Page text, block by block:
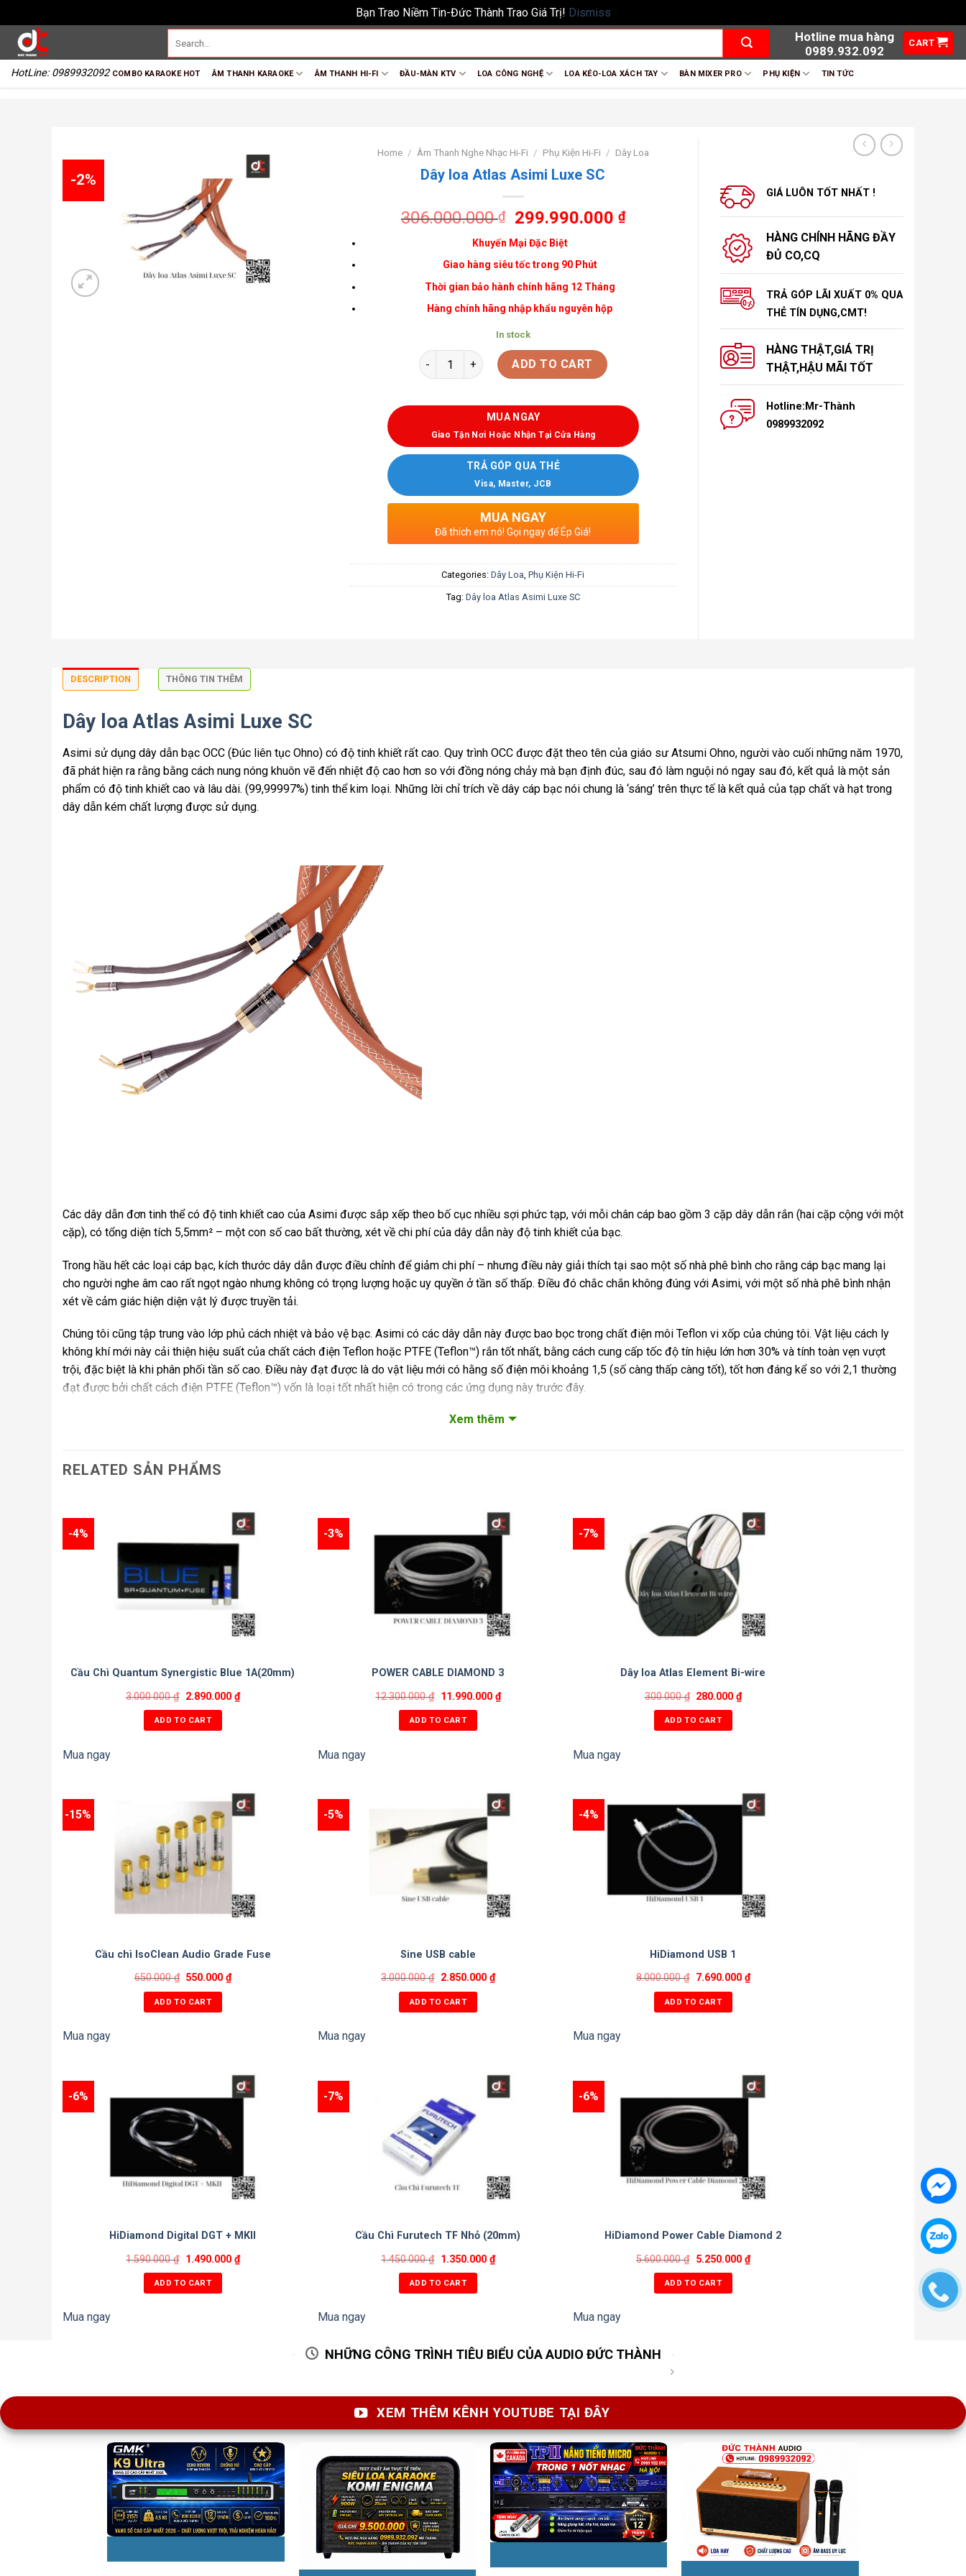
Bạn Trao Niềm Tin-Đức Thành Trao Giá Trị! Dismiss
HotLine: 0989932092
Hotline mua hàng
0989.932.092
CART
COMBO KARAOKE HOT ÂM THANH KARAOKE ÂM THANH HI-FI ĐẦU-MÀN KTV LOA CÔNG NGHỆ LOA KÉO-LOA XÁCH TAY BÀN MIXER PRO PHỤ KIỆN TIN TỨC
-2%
Home / Âm Thanh Nghe Nhạc Hi-Fi / Phụ Kiện Hi-Fi / Dây Loa
Dây loa Atlas Asimi Luxe SC
306.000.000₫ 299.990.000₫
Khuyến Mại Đặc Biệt
Giao hàng siêu tốc trong 90 Phút
Thời gian bảo hành chính hãng 12 Tháng
Hàng chính hãng nhập khẩu nguyên hộp
In stock
ADD TO CART
MUA NGAY
Giao Tận Nơi Hoặc Nhận Tại Cửa Hàng
TRẢ GÓP QUA THẺ
Visa, Master, JCB
MUA NGAY
Đã thích em nó! Gọi ngay để Ép Giá!
Categories:Dây Loa ,Phụ Kiện Hi-Fi
Tag: Dây loa Atlas Asimi Luxe SC
GIÁ LUÔN TỐT NHẤT !
HÀNG CHÍNH HÃNG ĐẦY
ĐỦ CO,CQ
TRẢ GÓP LÃI XUẤT 0% QUA
THẺ TÍN DỤNG,CMT!
HÀNG THẬT,GIÁ TRỊ
THẬT,HẬU MÃI TỐT
Hotline:Mr-Thành
0989932092
DESCRIPTION THÔNG TIN THÊM
Dây loa Atlas Asimi Luxe SC
Asimi sử dụng dây dẫn bạc OCC (Đúc liên tục Ohno) có độ tinh khiết rất cao. Quy trình OCC được đặt theo tên của giáo sư Atsumi Ohno, người vào cuối những năm 1970,
đã phát hiện ra rằng bằng cách nung nóng khuôn vẽ đến nhiệt độ cao hơn so với đồng nóng chảy mà bạn định đúc, sau đó làm nguội nó ngay sau đó, kết quả là một sản
phẩm có độ tinh khiết cao và lâu dài. (99,99997%) tinh thể kim loại. Những lời chỉ trích về dây cáp bạc nói chung là ‘sáng’ trên thực tế là kết quả của tạp chất và hạt trong
dây dẫn kém chất lượng được sử dụng.
Các dây dẫn đơn tinh thể có độ tinh khiết cao của Asimi được sắp xếp theo bố cục nhiều sợi phức tạp, với mỗi chân cáp bao gồm 3 cặp dây dẫn rắn (hai cặp cộng với một
cặp), có tổng diện tích 5,5mm² – một con số cao bất thường, xét về chi phí của dây dẫn này độ tinh khiết của bạc.
Trong hầu hết các loại cáp bạc, kích thước dây dẫn được điều chỉnh để giảm chi phí – nhưng điều này giải thích tại sao một số nhà phê bình cho rằng cáp bạc mang lại
cho người nghe âm cao rất ngọt ngào nhưng không có trọng lượng hoặc uy quyền ở tần số thấp. Điều đó chắc chắn không đúng với Asimi, với một số nhà phê bình nhận
xét về cảm giác hiện diện vật lý được truyền tải.
Chúng tôi cũng tập trung vào lớp phủ cách nhiệt và bảo vệ bạc. Asimi có các dây dẫn này được bao bọc trong chất điện môi Teflon vi xốp của chúng tôi. Vật liệu cách ly
không khí mới này cải thiện hiệu suất của chất cách điện Teflon hoặc PTFE (Teflon™) rắn tốt nhất, bằng cách cung cấp tốc độ tín hiệu lớn hơn 30% và tính toàn vẹn vượt
trội, đặc biệt là khi phân phối tần số cao. Điều này đạt được là do vật liệu mới có hằng số điện môi khoảng 1,5 (số càng thấp càng tốt), tốt hơn đáng kể so với 2,1 thường
đạt được bởi chất cách điện PTFE (Teflon™) vốn là loại tốt nhất hiện có trong các ứng dụng này trước đây.
Sự chú ý đến từng chi tiết một cách ám ảnh này – và sự kết hợp giữa vật liệu & phương pháp lắp ráp vốn chỉ được hoàn thiện sau quá trình thử nghiệm toàn diện – tạo ra
Mục tiêu của chúng tôi là tạo ra các loại cáp không có đặc điểm hoặc âm thanh riêng biệt, mà bản thân chúng sẽ là một dạng biến dạng – Asimi được thiết kế để ‘biến
Xem thêm
RELATED SẢN PHẨMS
-4%
Cầu Chì Quantum Synergistic Blue 1A(20mm)
3.000.000₫ 2.890.000 ₫
ADD TO CART
Mua ngay
-3%
POWER CABLE DIAMOND 3
12.300.000₫ 11.990.000 ₫
ADD TO CART
Mua ngay
-7%
Dây loa Atlas Element Bi-wire
300.000₫ 280.000₫
ADD TO CART
Mua ngay
-15%
Cầu chì IsoClean Audio Grade Fuse
650.000₫ 550.000₫
ADD TO CART
Mua ngay
-5%
Sine USB cable
3.000.000₫ 2.850.000 ₫
ADD TO CART
Mua ngay
-4%
HiDiamond USB 1
8.000.000₫ 7.690.000 ₫
ADD TO CART
Mua ngay
-6%
HiDiamond Digital DGT + MKII
1.590.000₫ 1.490.000 ₫
ADD TO CART
Mua ngay
-7%
Cầu Chì Furutech TF Nhỏ (20mm)
1.450.000₫ 1.350.000 ₫
ADD TO CART
Mua ngay
-6%
HiDiamond Power Cable Diamond 2
5.600.000₫ 5.250.000 ₫
ADD TO CART
Mua ngay
NHỮNG CÔNG TRÌNH TIÊU BIỂU CỦA AUDIO ĐỨC THÀNH
XEM THÊM KÊNH YOUTUBE TẠI ĐÂY